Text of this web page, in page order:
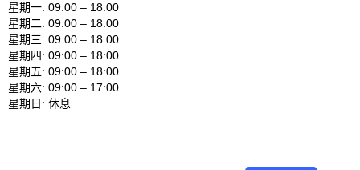
星期一: 09:00 – 18:00
星期二: 09:00 – 18:00
星期三: 09:00 – 18:00
星期四: 09:00 – 18:00
星期五: 09:00 – 18:00
星期六: 09:00 – 17:00